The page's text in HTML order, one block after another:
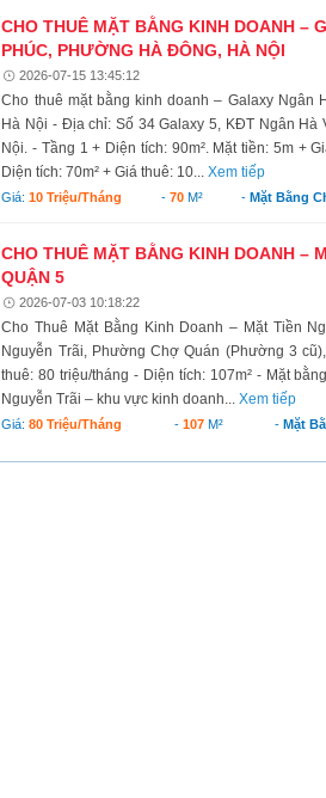
CHO THUÊ MẶT BẰNG KINH DOANH –
PHÚC, PHƯỜNG HÀ ĐÔNG, HÀ NỘI
2026-07-15 13:45:12
Cho thuê mặt bằng kinh doanh – Galaxy Ngân
Hà Nội - Địa chỉ: Số 34 Galaxy 5, KĐT Ngân
Nội. - Tầng 1 + Diện tích: 90m². Mặt tiền: 5m +
Diện tích: 70m² + Giá thuê: 10...Xem tiếp
Giá:10 Triệu/tháng - 70M² -Mặt Bằng
CHO THUÊ MẶT BẰNG KINH DOANH –
QUẬN 5
2026-07-03 10:18:22
Cho Thuê Mặt Bằng Kinh Doanh – Mặt Tiền
Nguyễn Trãi, Phường Chợ Quán (Phường 3
thuê: 80 triệu/tháng - Diện tích: 107m² - Mặt
Nguyễn Trãi – khu vực kinh doanh...Xem tiếp
Giá:80 Triệu/tháng - 107M² - Mặt